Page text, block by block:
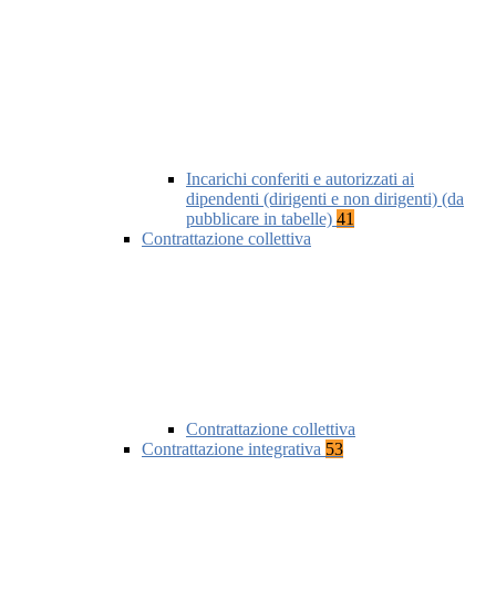
Incarichi conferiti e autorizzati ai
dipendenti (dirigenti e non dirigenti) (da
pubblicare in tabelle) 41
Contrattazione collettiva
Contrattazione collettiva
Contrattazione integrativa 53